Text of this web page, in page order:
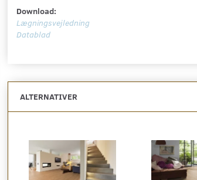
Download:
Lægningsvejledning
Datablad
ALTERNATIVER